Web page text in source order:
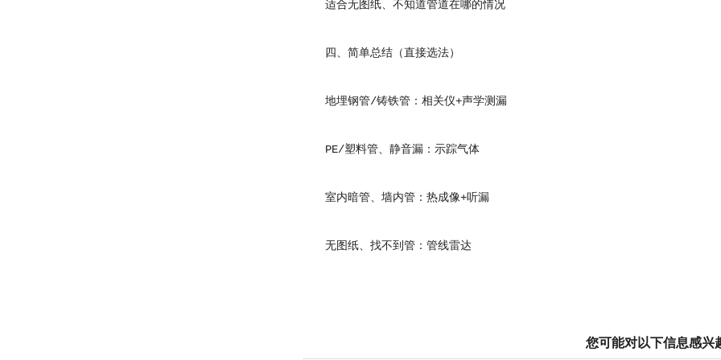
适合无图纸、不知道管道在哪的情况
四、简单总结（直接选法）
地埋钢管/铸铁管：相关仪+声学测漏
PE/塑料管、静音漏：示踪气体
室内暗管、墙内管：热成像+听漏
无图纸、找不到管：管线雷达
您可能对以下信息感兴